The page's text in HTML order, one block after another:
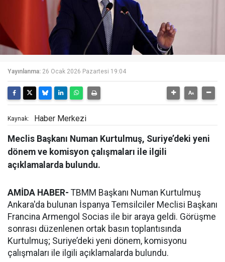
Yayınlanma: 26 Ocak 2026 Pazartesi 19:04
Kaynak: Haber Merkezi
Meclis Başkanı Numan Kurtulmuş, Suriye’deki yeni
dönem ve komisyon çalışmaları ile ilgili
açıklamalarda bulundu.
AMİDA HABER- TBMM Başkanı Numan Kurtulmuş
Ankara'da bulunan İspanya Temsilciler Meclisi Başkanı
Francina Armengol Socias ile bir araya geldi. Görüşme
sonrası düzenlenen ortak basın toplantısında
Kurtulmuş; Suriye’deki yeni dönem, komisyonu
çalışmaları ile ilgili açıklamalarda bulundu.